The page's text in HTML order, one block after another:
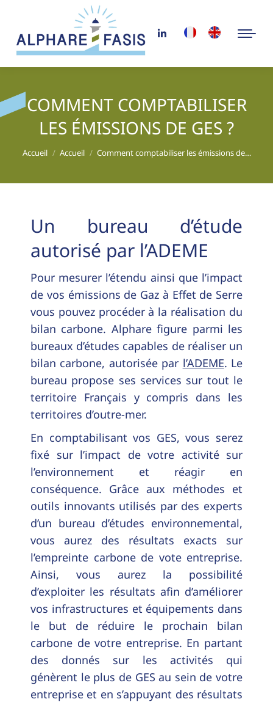
COMMENT COMPTABILISER
LES ÉMISSIONS DE GES ?
Vous êtes ici :
Accueil Accueil Comment comptabiliser les émissions de…
Un bureau d’étude
autorisé par l’ADEME
Pour mesurer l’étendu ainsi que l’impact
de vos émissions de Gaz à Effet de Serre
vous pouvez procéder à la réalisation du
bilan carbone. Alphare figure parmi les
bureaux d’études capables de réaliser un
bilan carbone, autorisée par l’ADEME. Le
bureau propose ses services sur tout le
territoire Français y compris dans les
territoires d’outre-mer.
En comptabilisant vos GES, vous serez
fixé sur l’impact de votre activité sur
l’environnement et réagir en
conséquence. Grâce aux méthodes et
outils innovants utilisés par des experts
d’un bureau d’études environnemental,
vous aurez des résultats exacts sur
l’empreinte carbone de vote entreprise.
Ainsi, vous aurez la possibilité
d’exploiter les résultats afin d’améliorer
vos infrastructures et équipements dans
le but de réduire le prochain bilan
carbone de votre entreprise. En partant
des donnés sur les activités qui
génèrent le plus de GES au sein de votre
entreprise et en s’appuyant des résultats